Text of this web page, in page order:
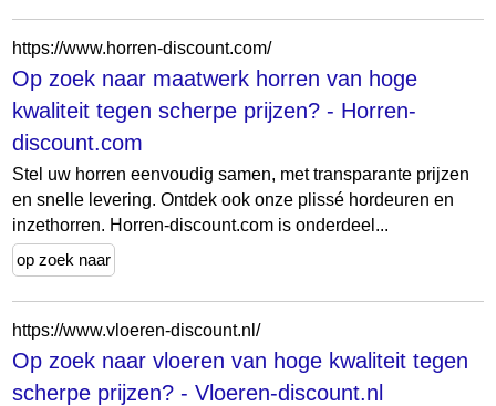
https://www.horren-discount.com/
Op zoek naar maatwerk horren van hoge
kwaliteit tegen scherpe prijzen? - Horren-
discount.com
Stel uw horren eenvoudig samen, met transparante prijzen
en snelle levering. Ontdek ook onze plissé hordeuren en
inzethorren. Horren-discount.com is onderdeel...
op zoek naar
https://www.vloeren-discount.nl/
Op zoek naar vloeren van hoge kwaliteit tegen
scherpe prijzen? - Vloeren-discount.nl